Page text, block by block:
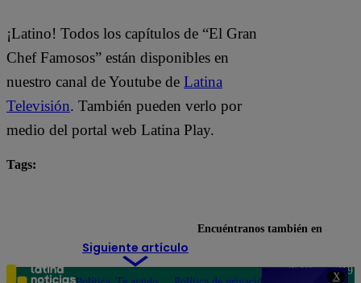
X
¡Latino! Todos los capítulos de “El Gran
Chef Famosos” están disponibles en
nuestro canal de Youtube de Latina
Televisión. También pueden verlo por
medio del portal web Latina Play.
Tags:
Siguiente artículo
Encuéntranos también en
Teléfono: 219